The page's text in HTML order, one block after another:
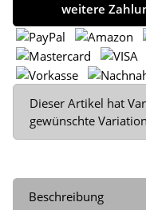
weitere
x
Dieser Artikel hat
gewünschte
Beschreibung